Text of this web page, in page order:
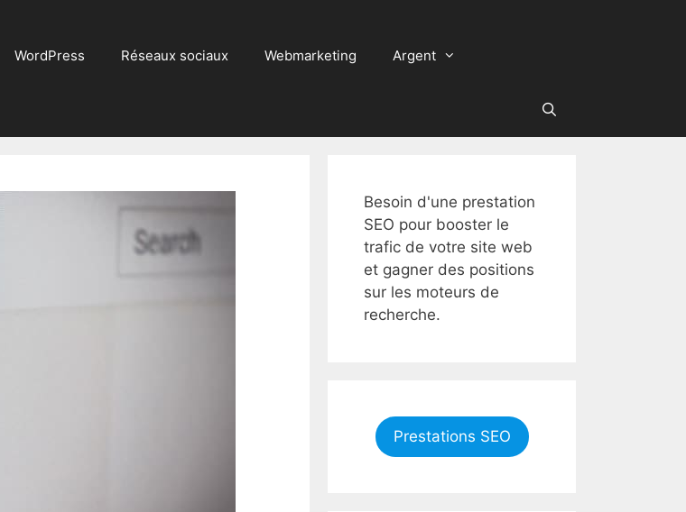
WordPress Réseaux sociaux Webmarketing Argent
Besoin d'une prestation
SEO pour booster le
trafic de votre site web
et gagner des positions
sur les moteurs de
recherche.
Prestations SEO